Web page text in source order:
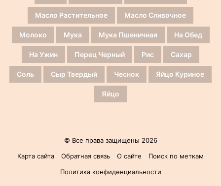
Масло Растительное Масло Сливочное
Молоко Мука Мука Пшеничная На Обед
На Ужин Перец Черный Рис Сахар
Соль Сыр Твердый Чеснок Яйцо Куриное
Яйцо
© Все права защищены 2026
Карта сайта
Обратная связь О сайте
Поиск по меткам
Политика конфиденциальности